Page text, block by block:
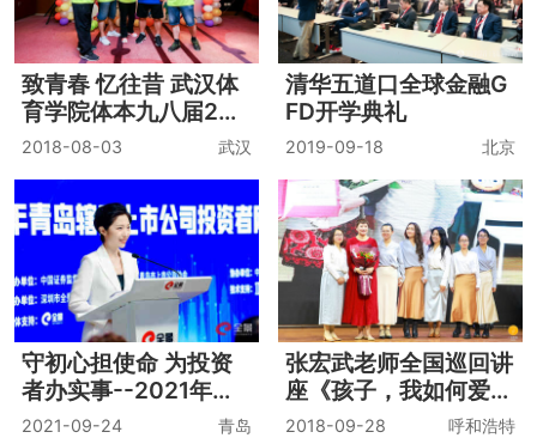
致青春 忆往昔 武汉体
育学院体本九八届20
周年同学会
2018-08-03 武汉
清华五道口全球金融G
FD开学典礼
2019-09-18 北京
守初心担使命 为投资
者办实事--2021年青
岛辖区上市公司投资者
2021-09-24 青岛
张宏武老师全国巡回讲
座《孩子，我如何爱
你》
2018-09-28 呼和浩特